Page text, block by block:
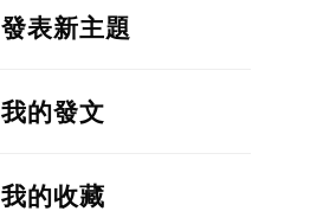
發表新主題
我的發文
我的收藏